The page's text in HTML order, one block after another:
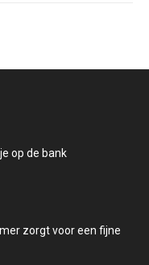
op de bank
zorgt voor een fijne